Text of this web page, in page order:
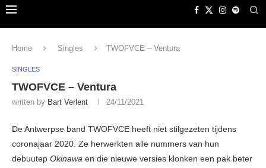
Home Singles TWOFVCE – Ventura
SINGLES
TWOFVCE – Ventura
written by Bart Verlent 24/11/2021
De Antwerpse band TWOFVCE heeft niet stilgezeten tijdens
coronajaar 2020. Ze herwerkten alle nummers van hun
debuutep Okinawa en die nieuwe versies klonken een pak beter